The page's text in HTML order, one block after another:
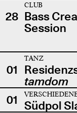
28
CLUB
Bass
Session
01
TANZ
tamdom
01 Südpol